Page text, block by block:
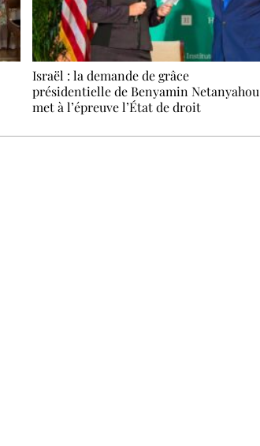
Israël : la demande de grâce
présidentielle de Benyamin Netanyahou
met à l’épreuve l’État de droit